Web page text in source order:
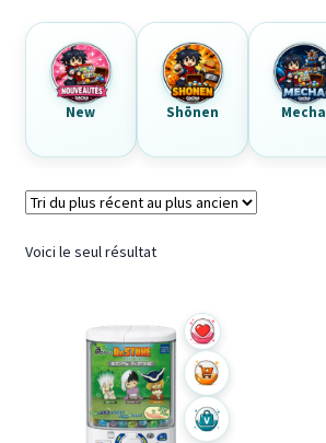
New Shōnen Mecha
Voici le seul résultat
Ajouter au panier
Acheter sur Vinted